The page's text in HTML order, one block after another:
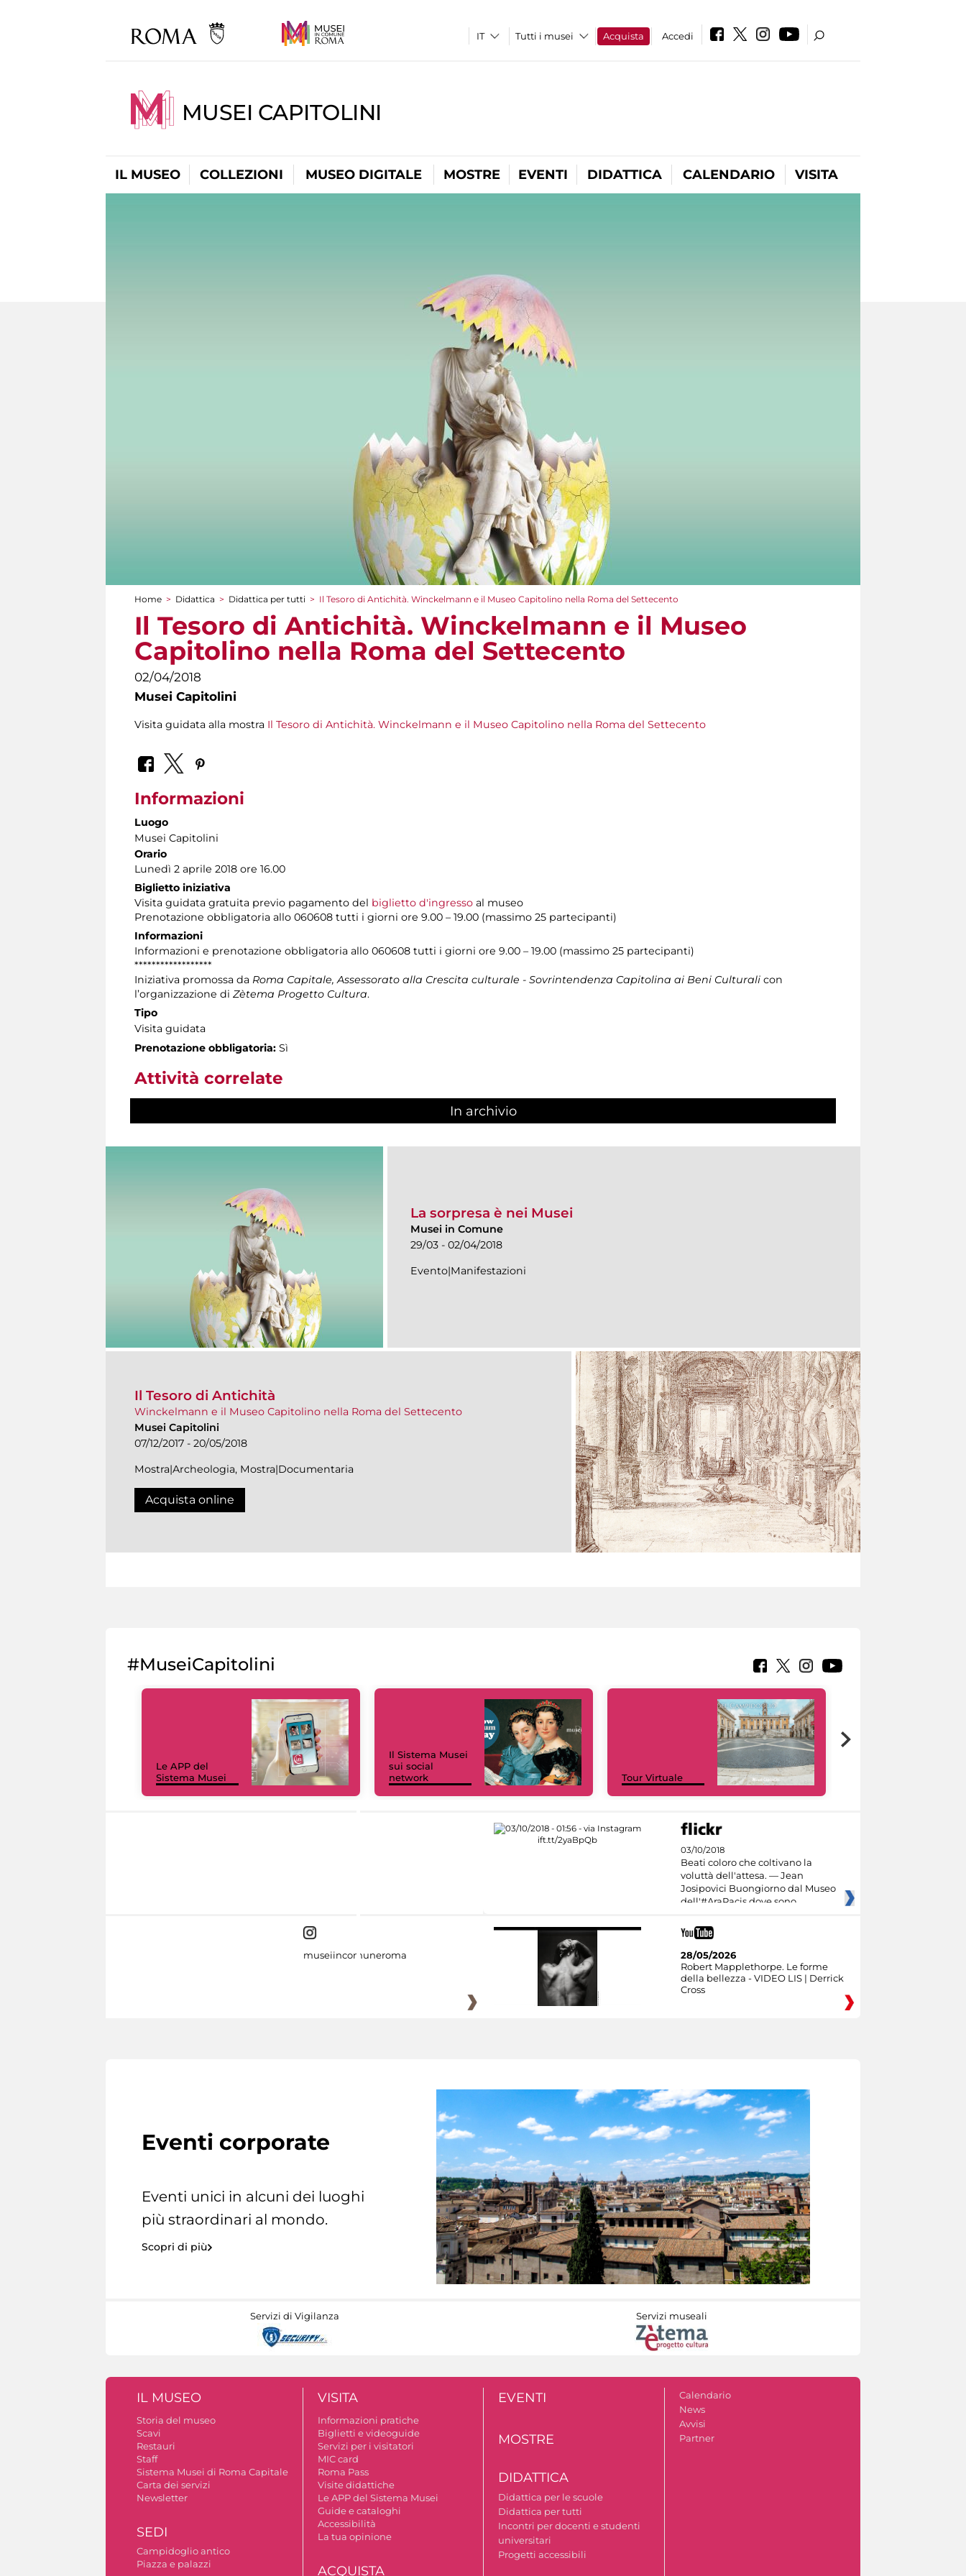
Tutti i musei Acquista Accedi
MUSEI CAPITOLINI
IL MUSEO COLLEZIONI MUSEO DIGITALE MOSTRE EVENTI DIDATTICA CALENDARIO VISITA
Tu sei qui
Home > Didattica > Didattica per tutti > Il Tesoro di Antichità. Winckelmann e il Museo Capitolino nella Roma del Settecento
Il Tesoro di Antichità. Winckelmann e il Museo
Capitolino nella Roma del Settecento
02/04/2018
Musei Capitolini
Visita guidata alla mostra Il Tesoro di Antichità. Winckelmann e il Museo Capitolino nella Roma del Settecento
Informazioni
Luogo
Musei Capitolini
Orario
Lunedì 2 aprile 2018 ore 16.00
Biglietto iniziativa
Visita guidata gratuita previo pagamento del biglietto d'ingresso al museo
Prenotazione obbligatoria allo 060608 tutti i giorni ore 9.00 – 19.00 (massimo 25 partecipanti)
Informazioni
Informazioni e prenotazione obbligatoria allo 060608 tutti i giorni ore 9.00 – 19.00 (massimo 25 partecipanti)
******************
Iniziativa promossa da Roma Capitale, Assessorato alla Crescita culturale - Sovrintendenza Capitolina ai Beni Culturali con
l’organizzazione di Zètema Progetto Cultura.
Tipo
Visita guidata
Prenotazione obbligatoria: Sì
Attività correlate
In archivio
La sorpresa è nei Musei
Musei in Comune
29/03 - 02/04/2018
Evento|Manifestazioni
Il Tesoro di Antichità
Winckelmann e il Museo Capitolino nella Roma del Settecento
Musei Capitolini
07/12/2017 - 20/05/2018
Mostra|Archeologia, Mostra|Documentaria
Acquista online
#MuseiCapitolini
Le APP del
Sistema Musei
Il Sistema Musei
sui social
network
Tour Virtuale
03/10/2018
Beati coloro che coltivano la
voluttà dell'attesa. — Jean
Josipovici Buongiorno dal Museo
dell'#AraPacis dove sono
museiincomuneroma
28/05/2026
Robert Mapplethorpe. Le forme
della bellezza - VIDEO LIS | Derrick
Cross
Eventi corporate
Eventi unici in alcuni dei luoghi
più straordinari al mondo.
Scopri di più
Servizi di Vigilanza Servizi museali
IL MUSEO
Storia del museo
Scavi
Restauri
Staff
Sistema Musei di Roma Capitale
Carta dei servizi
Newsletter
SEDI
Campidoglio antico
Piazza e palazzi
VISITA
Informazioni pratiche
Biglietti e videoguide
Servizi per i visitatori
MIC card
Roma Pass
Visite didattiche
Le APP del Sistema Musei
Guide e cataloghi
Accessibilità
La tua opinione
ACQUISTA
EVENTI
MOSTRE
DIDATTICA
Didattica per le scuole
Didattica per tutti
Incontri per docenti e studenti
universitari
Progetti accessibili
Calendario
News
Avvisi
Partner